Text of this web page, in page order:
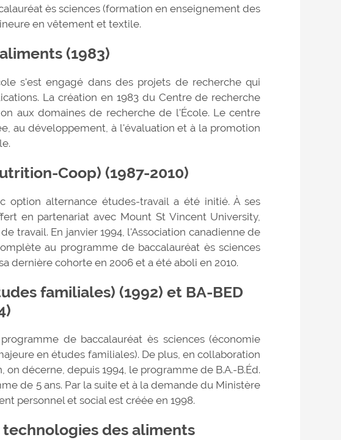
ès sciences (formation en enseignement des
en vêtement et textile.
(1983)
s'est engagé dans des projets de recherche qui
La création en 1983 du Centre de recherche
aux domaines de recherche de l'École. Le centre
au développement, à l'évaluation et à la promotion
Coop) (1987-2010)
option alternance études-travail a été initié. À ses
en partenariat avec Mount St Vincent University,
travail. En janvier 1994, l'Association canadienne de
au programme de baccalauréat ès sciences
dernière cohorte en 2006 et a été aboli en 2010.
familiales) (1992) et BA-BED
de baccalauréat ès sciences (économie
en études familiales). De plus, en collaboration
décerne, depuis 1994, le programme de B.A.-B.Éd.
de 5 ans. Par la suite et à la demande du Ministère
personnel et social est créée en 1998.
des aliments